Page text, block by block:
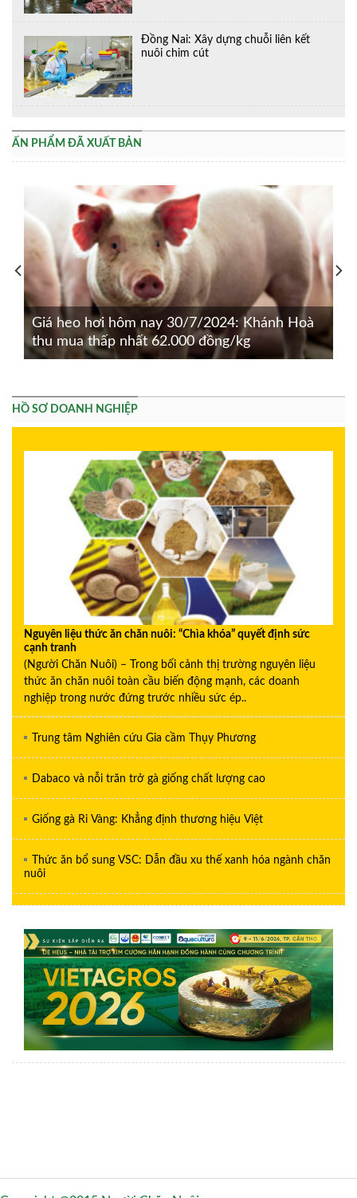
Đồng Nai: Xây dựng chuỗi liên kết
nuôi chim cút
ẤN PHẨM ĐÃ XUẤT BẢN
Giá heo hơi hôm nay 30/7/2024: Khánh Hoà
thu mua thấp nhất 62.000 đồng/kg
HỒ SƠ DOANH NGHIỆP
Nguyên liệu thức ăn chăn nuôi: “Chìa khóa” quyết định sức
cạnh tranh
(Người Chăn Nuôi) – Trong bối cảnh thị trường nguyên liệu
thức ăn chăn nuôi toàn cầu biến động mạnh, các doanh
nghiệp trong nước đứng trước nhiều sức ép..
Trung tâm Nghiên cứu Gia cầm Thụy Phương
Dabaco và nỗi trăn trở gà giống chất lượng cao
Giống gà Ri Vàng: Khẳng định thương hiệu Việt
Thức ăn bổ sung VSC: Dẫn đầu xu thế xanh hóa ngành chăn
nuôi